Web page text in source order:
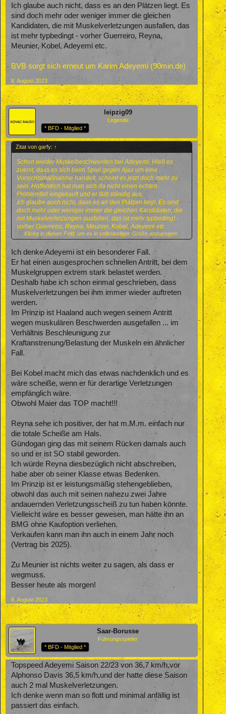
Ich glaube auch nicht, dass es an den Plätzen liegt. Es
sind doch mehr oder weniger immer die gleichen
Kandidaten, die mit Muskelverletzungen ausfallen, das
ist mehr typbedingt - vorher Guerreiro, Reyna,
Meunier, Kobel, Adeyemi etc.
BVB sorgt sich erneut um Karim Adeyemi (90min.de)
8. August 2023
leipzig09
Legende
* BFD - Mitglied *
Zitat von garfy: ↑
Schon wieder Muskelbeschwerden bei Adeyemi. Hieß es
zuerst, dass es sich beim Spiel gegen Ajax um eine
Vorsichtsmaßnahme handelt, scheint es jetzt doch mehr zu
sein. Hoffentlich hat man sich da nicht einen echten
Problemfall eingekauft und er fällt ständig aus.
Ich glaube auch nicht, dass es an den Plätzen liegt. Es sind
doch mehr oder weniger immer die gleichen Kandidaten, die
mit Muskelverletzungen ausfallen, das ist mehr typbedingt -
vorher Guerreiro, Reyna, Meunier, Kobel, Adeyemi etc.
BVB sorgt sich erneut um Karim Adeyemi (90min.de)
Klicke in dieses Feld, um es in vollständiger Größe anzuzeigen.
Ich denke Adeyemi ist ein besonderer Fall.
Er hat einen ausgesprochen schnellen Antritt, bei dem
Muskelgruppen extrem stark belastet werden.
Deshalb habe ich schon einmal geschrieben, dass
Muskelverletzungen bei ihm immer wieder auftreten
werden.
Im Prinzip ist Haaland auch wegen seinem Antritt
wegen muskulären Beschwerden ausgefallen ... im
Verhältnis Beschleunigung zur
Kraftanstrenung/Belastung der Muskeln ein ähnlicher
Fall.
Bei Kobel macht mich das etwas nachdenklich und es
wäre scheiße, wenn er für derartige Verletzungen
empfänglich wäre.
Obwohl Maier das TOP macht!!!
Reyna sehe ich positiver, der hat m.M.m. einfach nur
die totale Scheiße am Hals.
Gündogan ging das mit seinem Rücken damals auch
so und er ist SO stabil geworden.
Ich würde Reyna diesbezüglich nicht abschreiben,
habe aber ob seiner Klasse etwas Bedenken.
Im Prinzip ist er leistungsmäßig stehengeblieben,
obwohl das auch mit seinen nahezu zwei Jahre
andauernden Verletzungsscheiß zu tun haben könnte.
Vielleicht wäre es besser gewesen, man hätte ihn an
BMG ohne Kaufoption verliehen.
Verkaufen kann man ihn auch in einem Jahr noch
(Vertrag bis 2025).
Zu Meunier ist nichts weiter zu sagen, als dass er
wegmuss.
Besser heute als morgen!
8. August 2023
Saar-Borusse
Führungsspieler
* BFD - Mitglied *
Topspeed Adeyemi Saison 22/23 von 36,7 km/h,vor
Alphonso Davis 36,5 km/h,und der hatte diese Saison
auch 2 mal Muskelverletzungen.
Ich denke wenn man so flott und minimal anfällig ist
passiert das einfach.